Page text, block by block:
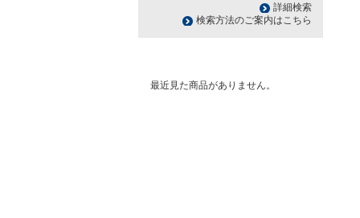
詳細検索
検索方法のご案内はこちら
最近見た商品がありません。